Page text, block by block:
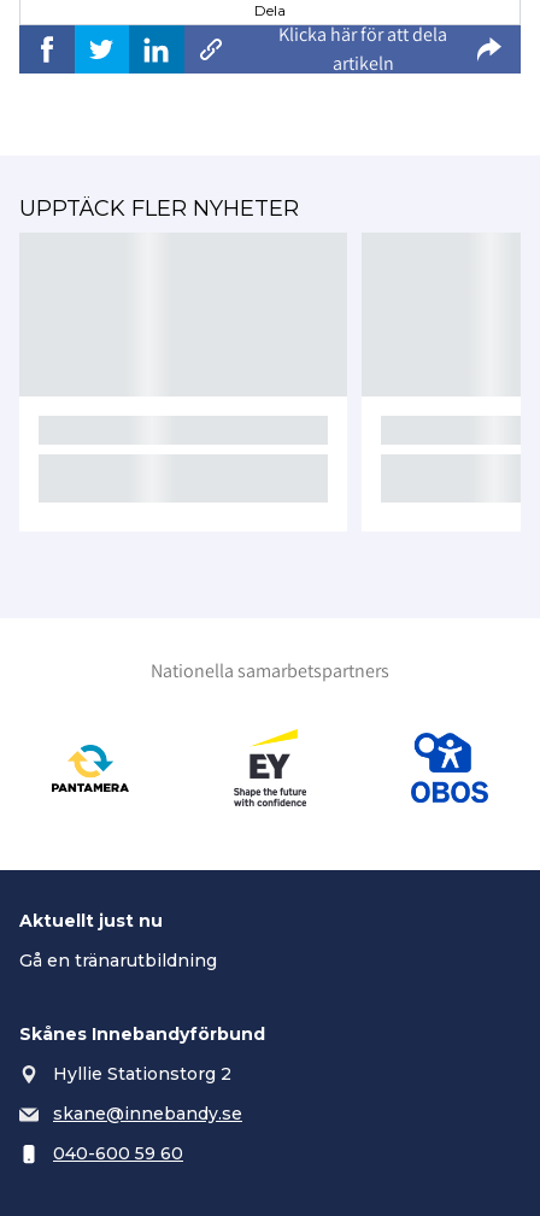
Dela
Klicka här för att dela
artikeln
UPPTÄCK FLER NYHETER
Nationella samarbetspartners
Aktuellt just nu
Gå en tränarutbildning
Skånes Innebandyförbund
Hyllie Stationstorg 2
skane@innebandy.se
040-600 59 60